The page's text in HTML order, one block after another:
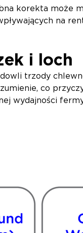
korekta może
na
i loch
trzody
co
wydajności